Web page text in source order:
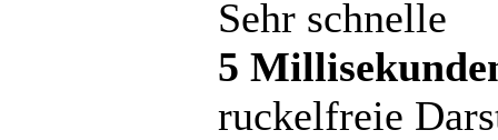
Sehr schnelle
5
ruckelfreie